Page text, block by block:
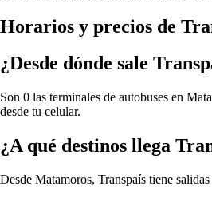
Horarios y precios de
¿Desde dónde sale
Son 0 las terminales de autobuses en
desde tu celular.
¿A qué destinos llega
Desde Matamoros, Transpaís tiene salidas